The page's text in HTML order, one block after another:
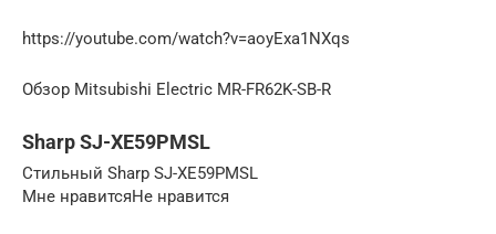
https://youtube.com/watch?v=aoyExa1NXqs
Обзор Mitsubishi Electric MR-FR62K-SB-R
Sharp SJ-XE59PMSL
Стильный Sharp SJ-XE59PMSL
Мне нравитсяНе нравится